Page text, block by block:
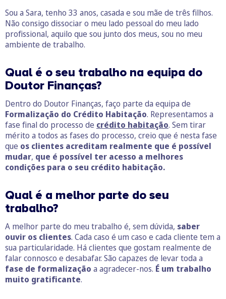
Sou a Sara, tenho 33 anos, casada e sou mãe de três filhos.
Não consigo dissociar o meu lado pessoal do meu lado
profissional, aquilo que sou junto dos meus, sou no meu
ambiente de trabalho.
Qual é o seu trabalho na equipa do
Doutor Finanças?
Dentro do Doutor Finanças, faço parte da equipa de
Formalização do Crédito Habitação. Representamos a
fase final do processo de crédito habitação. Sem tirar
mérito a todos as fases do processo, creio que é nesta fase
que os clientes acreditam realmente que é possível
mudar, que é possível ter acesso a melhores
condições para o seu crédito habitação.
Qual é a melhor parte do seu
trabalho?
A melhor parte do meu trabalho é, sem dúvida, saber
ouvir os clientes. Cada caso é um caso e cada cliente tem a
sua particularidade. Há clientes que gostam realmente de
falar connosco e desabafar. São capazes de levar toda a
fase de formalização a agradecer-nos. É um trabalho
muito gratificante.